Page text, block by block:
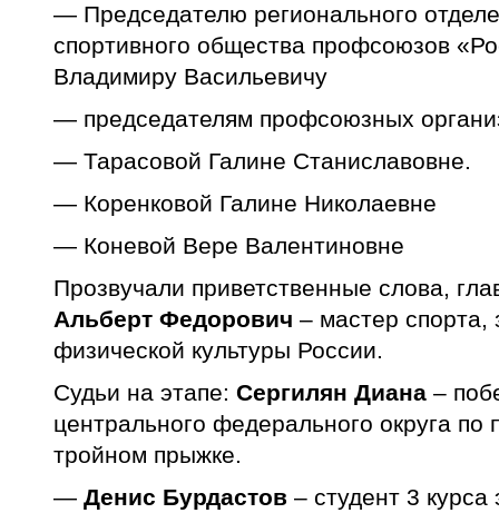
— Председателю регионального
спортивного общества профсоюзов
Владимиру Васильевичу
— председателям профсоюзных
— Тарасовой Галине Станиславовне.
— Коренковой Галине Николаевне
— Коневой Вере Валентиновне
Прозвучали приветственные слова,
Альберт Федорович – мастер спорта,
физической культуры России.
Судьи на этапе: Сергилян Диана –
центрального федерального округа
тройном прыжке.
— Денис Бурдастов – студент 3 курса